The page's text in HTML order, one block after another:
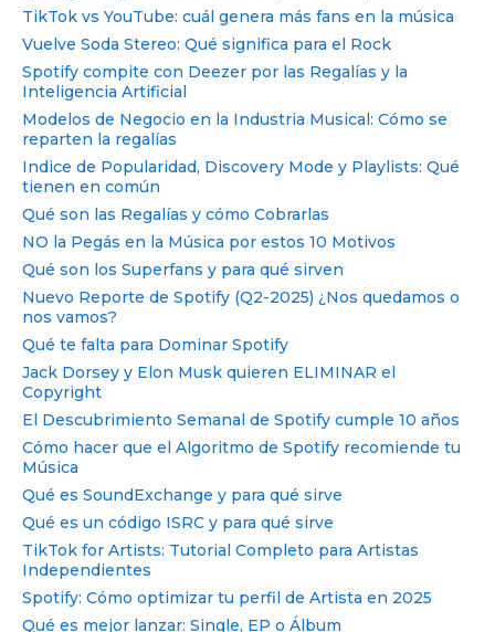
TikTok vs YouTube: cuál genera más fans en la música
Vuelve Soda Stereo: Qué significa para el Rock
Spotify compite con Deezer por las Regalías y la
Inteligencia Artificial
Modelos de Negocio en la Industria Musical: Cómo se
reparten la regalías
Indice de Popularidad, Discovery Mode y Playlists: Qué
tienen en común
Qué son las Regalías y cómo Cobrarlas
NO la Pegás en la Música por estos 10 Motivos
Qué son los Superfans y para qué sirven
Nuevo Reporte de Spotify (Q2-2025) ¿Nos quedamos o
nos vamos?
Qué te falta para Dominar Spotify
Jack Dorsey y Elon Musk quieren ELIMINAR el
Copyright
El Descubrimiento Semanal de Spotify cumple 10 años
Cómo hacer que el Algoritmo de Spotify recomiende tu
Música
Qué es SoundExchange y para qué sirve
Qué es un código ISRC y para qué sirve
TikTok for Artists: Tutorial Completo para Artistas
Independientes
Spotify: Cómo optimizar tu perfil de Artista en 2025
Qué es mejor lanzar: Single, EP o Álbum